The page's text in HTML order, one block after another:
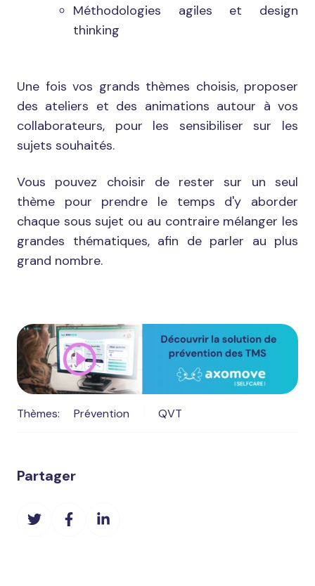
Méthodologies agiles et design
thinking
Une fois vos grands thèmes choisis, proposer
des ateliers et des animations autour à vos
collaborateurs, pour les sensibiliser sur les
sujets souhaités.
Vous pouvez choisir de rester sur un seul
thème pour prendre le temps d'y aborder
chaque sous sujet ou au contraire mélanger les
grandes thématiques, afin de parler au plus
grand nombre.
Thèmes: Prévention QVT
Partager
PartagerPartager
sur
Partager